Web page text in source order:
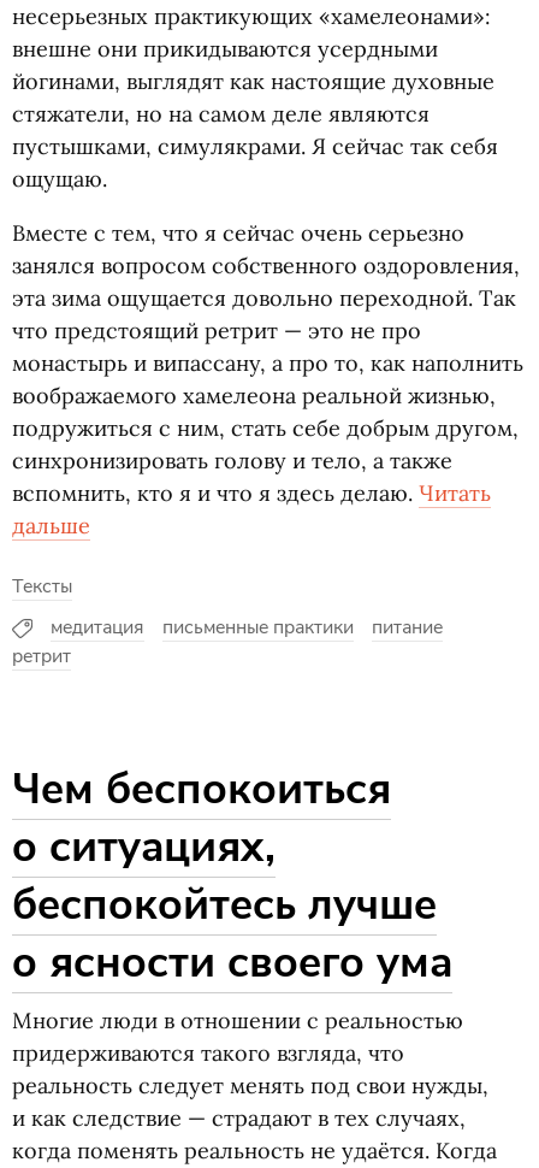
несерьезных практикующих «хамелеонами»:
внешне они прикидываются усердными
йогинами, выглядят как настоящие духовные
стяжатели, но на самом деле являются
пустышками, симулякрами. Я сейчас так себя
ощущаю.
Вместе с тем, что я сейчас очень серьезно
занялся вопросом собственного оздоровления,
эта зима ощущается довольно переходной. Так
что предстоящий ретрит — это не про
монастырь и випассану, а про то, как наполнить
воображаемого хамелеона реальной жизнью,
подружиться с ним, стать себе добрым другом,
синхронизировать голову и тело, а также
вспомнить, кто я и что я здесь делаю. Читать
дальше
Тексты
медитация
письменные практики
питание
ретрит
Чем беспокоиться
о ситуациях,
беспокойтесь лучше
о ясности своего ума
Многие люди в отношении с реальностью
придерживаются такого взгляда, что
реальность следует менять под свои нужды,
и как следствие — страдают в тех случаях,
когда поменять реальность не удаётся. Когда